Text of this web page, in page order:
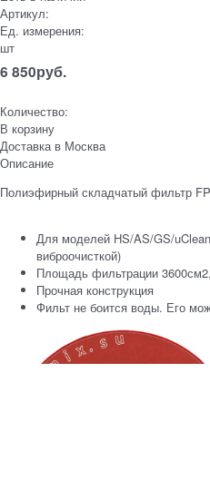
Артикул:
Ед. измерения:
шт
6 850руб.
Количество:
В корзину
Доставка в Москва
Описание
Полиэфирный складчатый фильтр
Для моделей HS/AS/GS/
виброочисткой)
Площадь фильтрации
Прочная конструкция
Фильт не боится воды. Его